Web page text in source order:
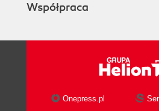
Współpraca
Onepress.pl